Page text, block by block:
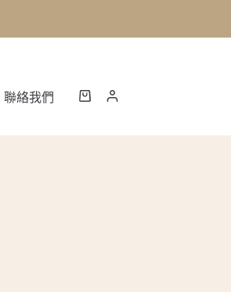
聯絡我們